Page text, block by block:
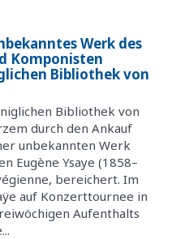
Werk des
Komponisten
Bibliothek von
Bibliothek von
durch den Ankauf
unbekannten Werk
Eugène Ysaye (1858–
bereichert. Im
auf Konzerttournee in
Aufenthalts